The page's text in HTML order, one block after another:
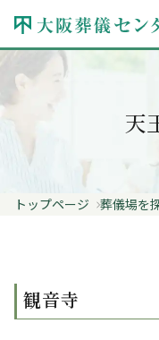
天
トップページ 葬儀場を
観音寺